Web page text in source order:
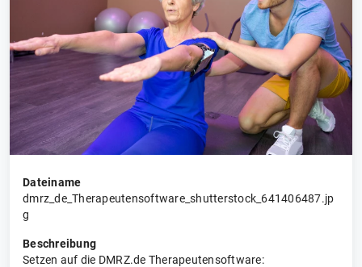
Dateiname
dmrz_de_Therapeutensoftware_shutterstock_641406487.jp
g
Beschreibung
Setzen auf die DMRZ.de Therapeutensoftware: